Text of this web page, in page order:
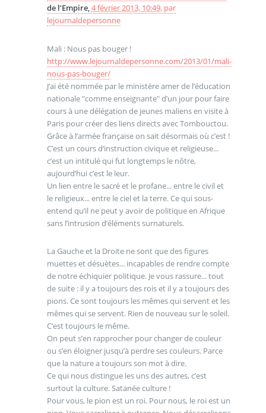
de l’Empire,4 février 2013, 10:49, par
lejournaldepersonne
Mali : Nous pas bouger !
http://www.lejournaldepersonne.com/2013/01/mali-
nous-pas-bouger/
J’ai été nommée par le ministère amer de l’éducation
nationale "comme enseignante" d’un jour pour faire
cours à une délégation de jeunes maliens en visite à
Paris pour créer des liens directs avec Tombouctou.
Grâce à l’armée française on sait désormais où c’est !
C’est un cours d’instruction civique et religieuse...
c’est un intitulé qui fut longtemps le nôtre,
aujourd’hui c’est le leur.
Un lien entre le sacré et le profane... entre le civil et
le religieux... entre le ciel et la terre. Ce qui sous-
entend qu’il ne peut y avoir de politique en Afrique
sans l’intrusion d’éléments surnaturels.
La Gauche et la Droite ne sont que des figures
muettes et désuètes... incapables de rendre compte
de notre échiquier politique. Je vous rassure... tout
de suite : il y a toujours des rois et il y a toujours des
pions. Ce sont toujours les mêmes qui servent et les
mêmes qui se servent. Rien de nouveau sur le soleil.
C’est toujours le même.
On peut s’en rapprocher pour changer de couleur
ou s’en éloigner jusqu’à perdre ses couleurs. Parce
que la nature a toujours son mot à dire.
Ce qui nous distingue les uns des autres, c’est
surtout la culture. Satanée culture !
Pour vous, le pion est un roi. Pour nous, le roi est un